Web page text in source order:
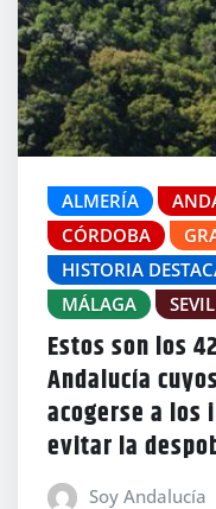
ALMERÍA
CÓRDOBA
HISTORIA
MÁLAGA
Estos son los
Andalucía
acogerse a los
evitar la
Soy Andalucía